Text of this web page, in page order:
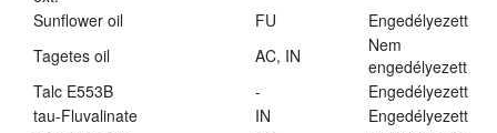
Sunflower oil FU
Engedélyezett
Tagetes oil
AC, IN
Nem
engedélyezett
Talc E553B
-
Engedélyezett
tau-Fluvalinate
IN
Engedélyezett